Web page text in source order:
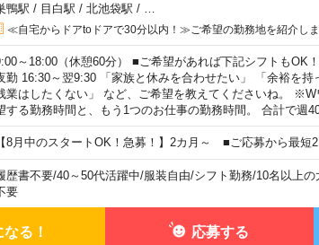
鴨駅 / 目白駅 / 北池袋駅 /
≪自宅からドアtoドアで30分以内！≫ご希望の勤務地を紹介しま
～18:00（休憩60分） ■ご希望があれば下記シフトもOK
勤 16:30～翌9:30 「家族と休みを合わせたい」 「余裕を
業はしたくない」 など、ご希望を教えてくださいね。
する勤務時間と、もう1つのお仕事の勤務時間。 合計で週
【8月中のスタートOK！急募！】2カ月～ ■ご応募から最短
歴書不要/40～50代活躍中/服装自由/シフト勤務/10名以上の
要
る！ 応募する